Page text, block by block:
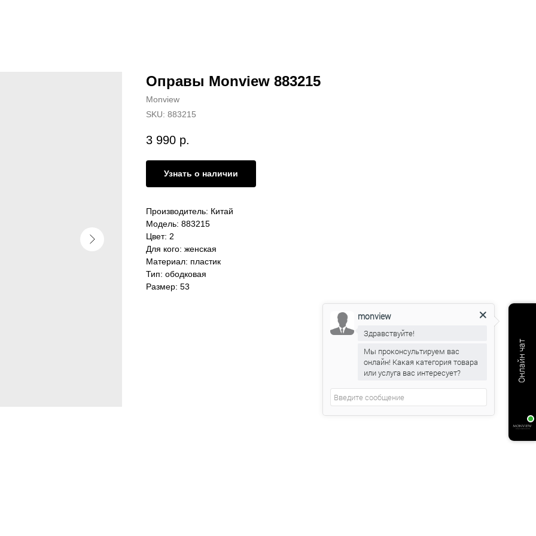
Оправы Monview 883215
Monview
SKU: 883215
3 990 р.
Узнать о наличии
Производитель: Китай
Модель: 883215
Цвет: 2
Для кого: женская
Материал: пластик
Тип: ободковая
Размер: 53
Онлайн чат
monview
Здравствуйте!
Мы проконсультируем вас
онлайн! Какая категория товара
или услуга вас интересует?